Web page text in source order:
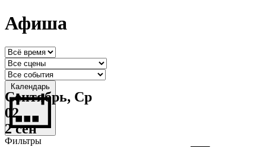
Афиша
Календарь
Фильтры
Сентябрь, Ср
02
2 сен